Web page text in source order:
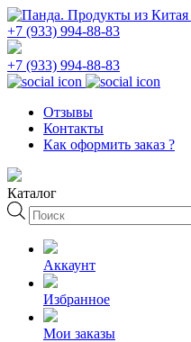
+7 (933) 994-88-83
+7 (933) 994-88-83
Отзывы
Контакты
Как оформить заказ ?
Каталог
Поиск
товаров
Аккаунт
Избранное
Мои заказы